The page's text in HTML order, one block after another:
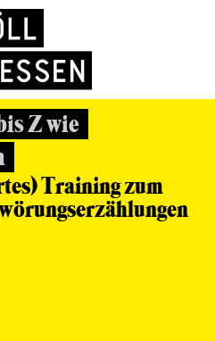
Z wie
Training zum